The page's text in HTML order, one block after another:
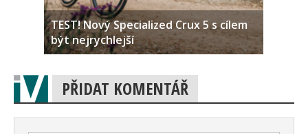
TEST! Nový Specialized Crux 5 s cílem
být nejrychlejší
PŘIDAT KOMENTÁŘ